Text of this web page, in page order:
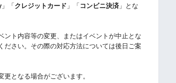
」「 クレジットカード 」「 コンビニ決済 」とな
ト内容等の変更、またはイベントが中止とな
ださい。その際の対応方法については後日ご案
となる場合がございます。